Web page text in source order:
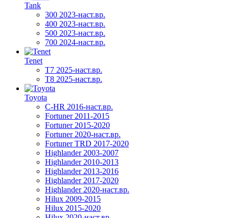
Tank
300 2023-наст.вр.
400 2023-наст.вр.
500 2023-наст.вр.
700 2024-наст.вр.
Tenet
T7 2025-наст.вр.
T8 2025-наст.вр.
Toyota
C-HR 2016-наст.вр.
Fortuner 2011-2015
Fortuner 2015-2020
Fortuner 2020-наст.вр.
Fortuner TRD 2017-2020
Highlander 2003-2007
Highlander 2010-2013
Highlander 2013-2016
Highlander 2017-2020
Highlander 2020-наст.вр.
Hilux 2009-2015
Hilux 2015-2020